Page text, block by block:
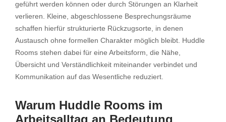
geführt werden können oder durch Störungen an Klarheit
verlieren. Kleine, abgeschlossene Besprechungsräume
schaffen hierfür strukturierte Rückzugsorte, in denen
Austausch ohne formellen Charakter möglich bleibt. Huddle
Rooms stehen dabei für eine Arbeitsform, die Nähe,
Übersicht und Verständlichkeit miteinander verbindet und
Kommunikation auf das Wesentliche reduziert.
Warum Huddle Rooms im